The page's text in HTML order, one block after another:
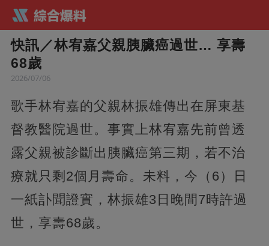
快訊／林宥嘉父親胰臟癌過世… 享壽
68歲
2026/07/06
歌手林宥嘉的父親林振雄傳出在屏東基
督教醫院過世。事實上林宥嘉先前曾透
露父親被診斷出胰臟癌第三期，若不治
療就只剩2個月壽命。未料，今（6）日
一紙訃聞證實，林振雄3日晚間7時許過
世，享壽68歲。